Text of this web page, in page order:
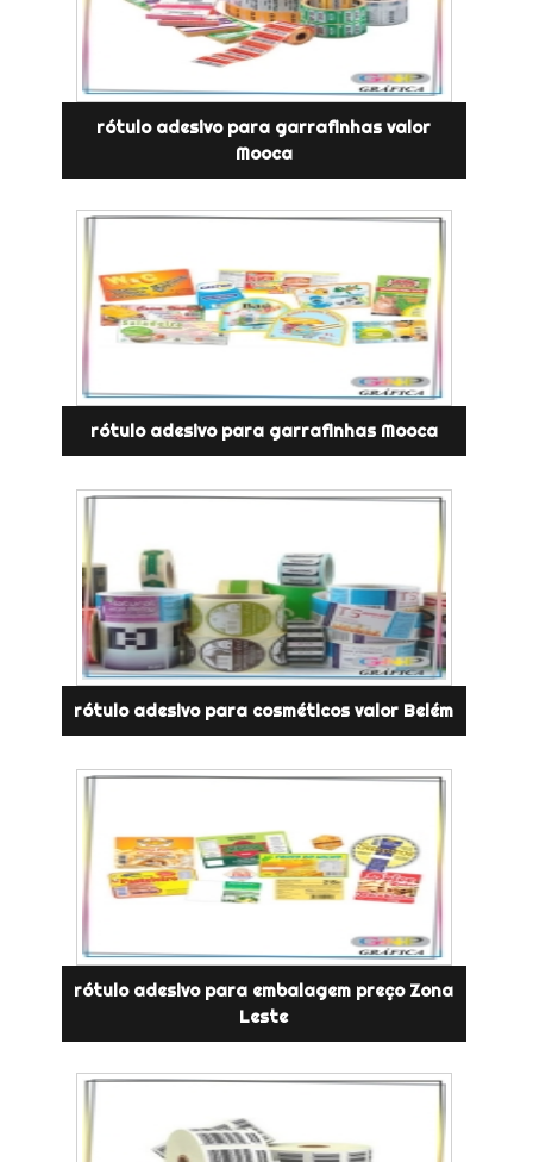
rótulo adesivo para garrafinhas valor
Mooca
rótulo adesivo para garrafinhas Mooca
rótulo adesivo para cosméticos valor Belém
rótulo adesivo para embalagem preço Zona
Leste